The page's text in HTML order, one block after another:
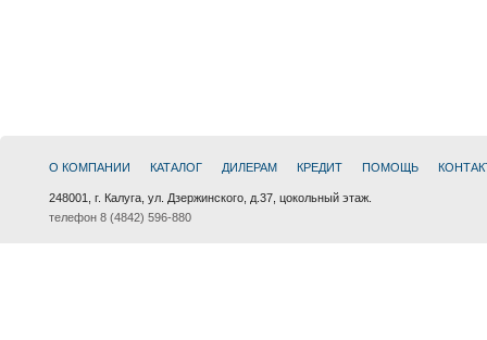
О КОМПАНИИ КАТАЛОГ ДИЛЕРАМ КРЕДИТ ПОМОЩЬ
248001, г. Калуга, ул. Дзержинского, д.37, цокольный этаж.
телефон 8 (4842) 596-880